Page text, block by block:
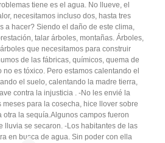
tiene es el agua. No llueve, el
necesitamos incluso dos, hasta tres
a hacer? Siendo el daño de este clima,
talar árboles, montañas. Árboles,
que necesitamos para construir
de las fábricas, químicos, quema de
es tóxico. Pero estamos calentando el
el suelo, calentando la madre tierra,
contra la injusticia . -No les envié la
meses para la cosecha, hice llover sobre
otra la sequía.Algunos campos fueron
lluvia se secaron. -Los habitantes de las
en busca de agua. Sin poder con ella